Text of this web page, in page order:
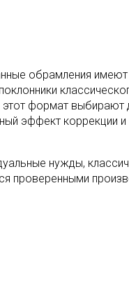
обрамления
формат выбирают
эффект коррекции и
нужды,
проверенными